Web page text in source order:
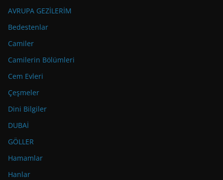
AVRUPA GEZİLERİM
Bedestenlar
Camiler
Camilerin Bölümleri
Cem Evleri
Çeşmeler
Dini Bilgiler
DUBAİ
GÖLLER
Hamamlar
Hanlar